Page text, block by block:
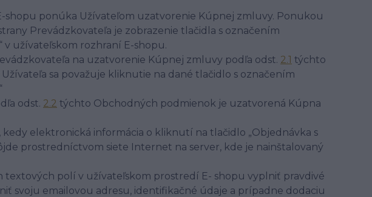
ponúka Užívateľom uzatvorenie Kúpnej zmluvy. Ponukou
Prevádzkovateľa je zobrazenie tlačidla s označením
v užívateľskom rozhraní E-shopu.
na uzatvorenie Kúpnej zmluvy podľa odst. 2.1 týchto
sa považuje kliknutie na dané tlačidlo s označením
odst. 2.2 týchto Obchodných podmienok je uzatvorená Kúpna
elektronická informácia o kliknutí na tlačidlo „Objednávka s
prostredníctvom siete Internet na server, kde je nainštalovaný
textových polí v užívateľskom prostredí E- shopu vyplniť pravdivé
svoju emailovou adresu, identifikačné údaje a prípadne dodaciu